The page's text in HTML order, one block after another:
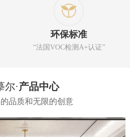
环保标准
“法国VOC检测A+认证”
尔·产品中心
品质和无限的创意